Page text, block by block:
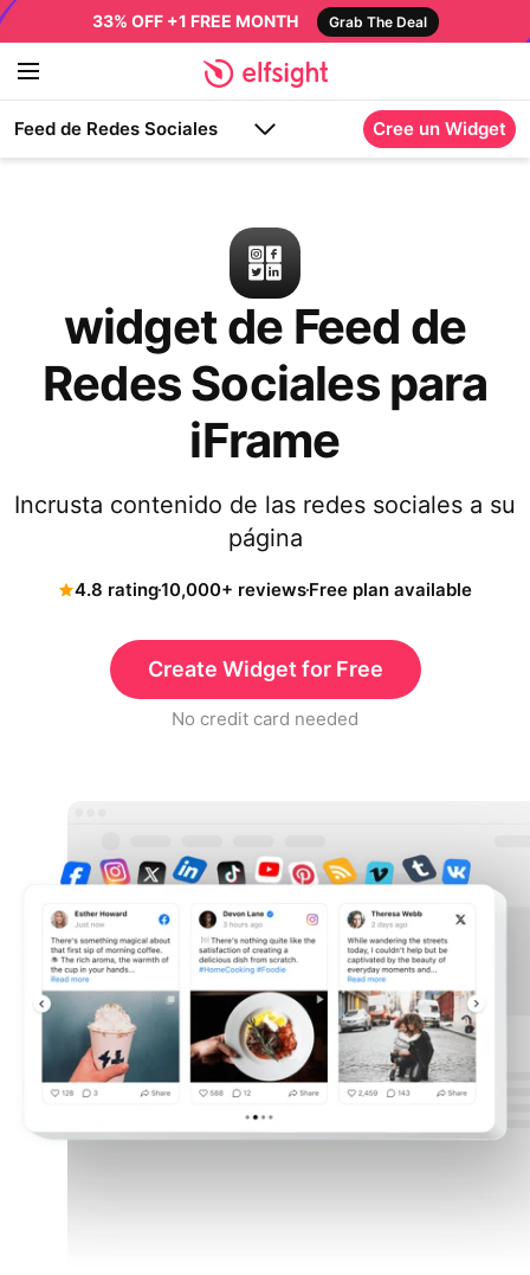
33% OFF +1 FREE MONTH Grab The Deal
Feed de Redes Sociales Cree un Widget
widget de Feed de
Redes Sociales para
iFrame
Incrusta contenido de las redes sociales a su
página
4.8 rating10,000+ reviewsFree plan available
Create Widget for Free
No credit card needed